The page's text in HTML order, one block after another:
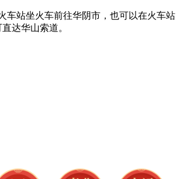
车站坐火车前往华阴市，也可以在火车站
达华山索道。